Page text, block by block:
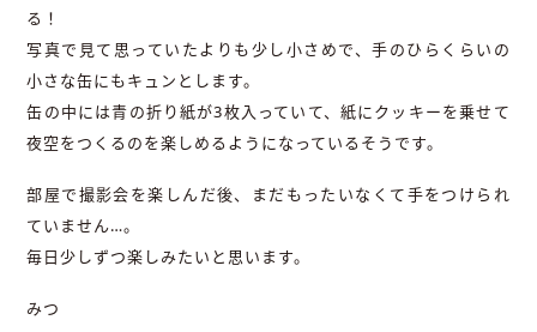
る！
写真で見て思っていたよりも少し小さめで、手のひらくらいの
小さな缶にもキュンとします。
缶の中には青の折り紙が3枚入っていて、紙にクッキーを乗せて
夜空をつくるのを楽しめるようになっているそうです。
部屋で撮影会を楽しんだ後、まだもったいなくて手をつけられ
ていません…。
毎日少しずつ楽しみたいと思います。
みつ